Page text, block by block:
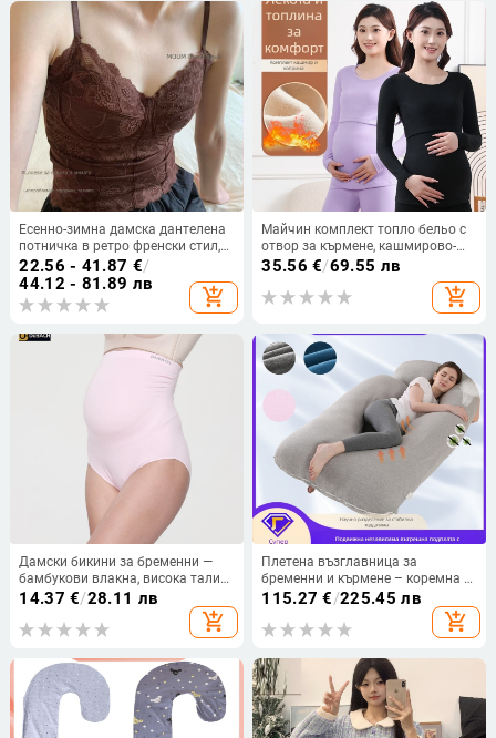
Есенно-зимна дамска дантелена
потничка в ретро френски стил,
универсална за всеки тоалет,
безпрозрачна, стягащ силует, с
вградени подплънки, базова
долна дреха
22.56 - 41.87 €/
44.12 - 81.89 лв
add_shopping_cart
Майчин комплект топло бельо с
отвор за кърмене, кашмирово-
вискозна-полиестерова смес,
дълги ръкави, дълги панталони
35.56 €/69.55 лв
add_shopping_cart
Дамски бикини за бременни —
бамбукови влакна, висока талия,
безшевни, бързосъхнещи,
14.37 €/28.11 лв
add_shopping_cart
Плетена възглавница за
бременни и кърмене – коремна и
странична опора, опора за талия,
115.27 €/225.45 лв
add_shopping_cart